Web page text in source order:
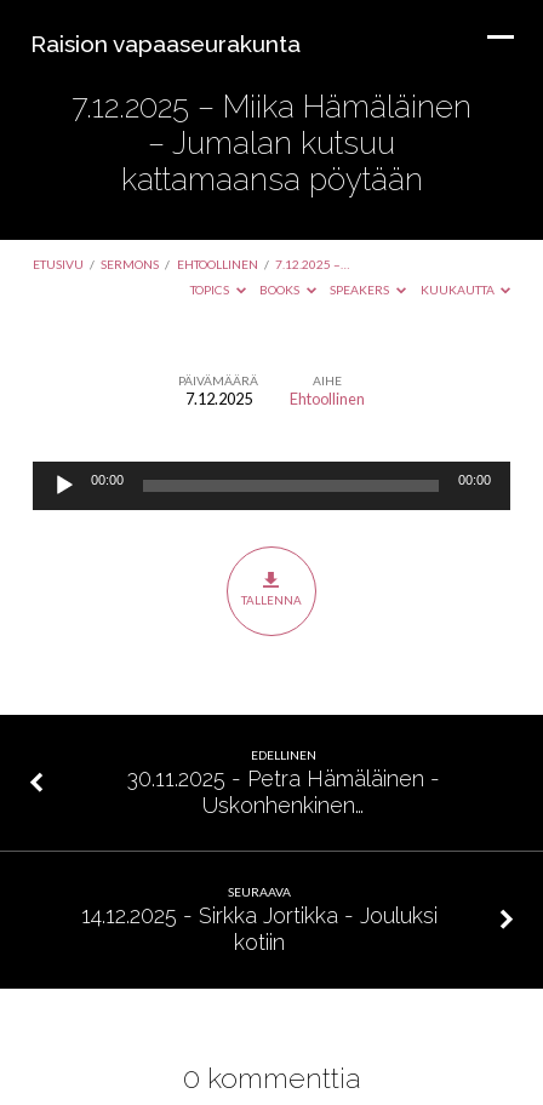
Raision vapaaseurakunta
7.12.2025 – Miika Hämäläinen
– Jumalan kutsuu
kattamaansa pöytään
ETUSIVU / SERMONS / EHTOOLLINEN / 7.12.2025 –…
TOPICS
BOOKS SPEAKERS KUUKAUTTA
Miika
Hämäläinen
PÄIVÄMÄÄRÄ
7.12.2025
AIHE
Ehtoollinen
Äänitoistin00:00 00:00
TALLENNA
EDELLINEN
30.11.2025 - Petra Hämäläinen -
Uskonhenkinen…
SEURAAVA
14.12.2025 - Sirkka Jortikka - Jouluksi
kotiin
0 kommenttia